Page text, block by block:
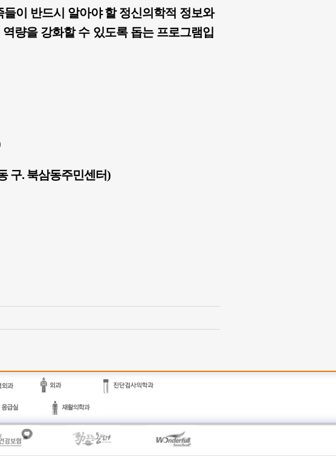
이 반드시 알아야 할 정신의학적 정보와
량을 강화할 수 있도록 돕는 프로그램입
구. 북삼동주민센터)